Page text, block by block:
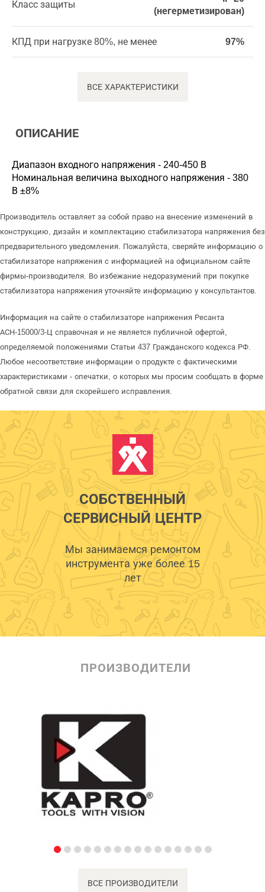
Класс защиты
(негерметизирован)
КПД при нагрузке 80%, не менее 97%
ВСЕ ХАРАКТЕРИСТИКИ
ОПИСАНИЕ
Диапазон входного напряжения - 240-450 В
Номинальная величина выходного напряжения - 380
В ±8%
Производитель оставляет за собой право на внесение изменений в
конструкцию, дизайн и комплектацию стабилизатора напряжения без
предварительного уведомления. Пожалуйста, сверяйте информацию о
стабилизаторе напряжения с информацией на официальном сайте
фирмы-производителя. Во избежание недоразумений при покупке
стабилизатора напряжения уточняйте информацию у консультантов.
Информация на сайте о стабилизаторе напряжения Ресанта
АСН-15000/3-Ц справочная и не является публичной офертой,
определяемой положениями Статьи 437 Гражданского кодекса РФ.
Любое несоответствие информации о продукте с фактическими
характеристиками - опечатки, о которых мы просим сообщать в форме
обратной связи для скорейшего исправления.
СОБСТВЕННЫЙ
СЕРВИСНЫЙ ЦЕНТР
Мы занимаемся ремонтом
инструмента уже более 15
лет
ПРОИЗВОДИТЕЛИ
ВСЕ ПРОИЗВОДИТЕЛИ